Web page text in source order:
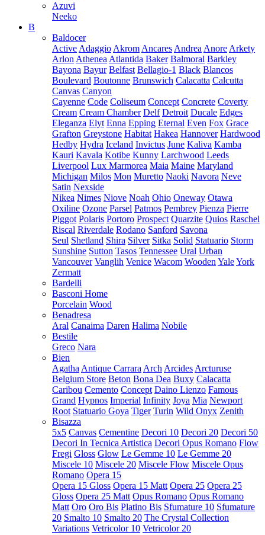
Azuvi
Neeko
B
Baldocer
Active Adaggio Akrom Ancares Andrea Anore Arkety
Arlon Athenea Atlantida Baker Balmoral Barkley
Bayona Bayur Belfast Bellagio-1 Black Blancos
Boulevard Boutonne Brunswich Calacatta Calcutta
Canvas Canyon
Cayenne Code Coliseum Concept Concrete Coverty
Cream Cream Chamber Delf Detroit Ducale Edges
Eleganza Elyt Enna Epping Eternal Even Fox Grace
Grafton Greystone Habitat Hakea Hannover Hardwood
Hedby Hydra Iceland Invictus June Kaliva Kamba
Kauri Kavala Kotibe Kunny Larchwood Leeds
Liverpool Lux Marmorea Maia Maine Maryland
Michigan Milos Mon Muretto Naoki Navora Neve
Satin Nexside
Nikea Nimes Niove Noah Ohio Oneway Otawa
Oxiline Ozone Parsel Patmos Pembrey Pienza Pierre
Piggot Polaris Portoro Prospect Quarzite Quios Raschel
Riscal Riverdale Rodano Sanford Savona
Seul Shetland Shira Silver Sitka Solid Statuario Storm
Sunshine Sutton Tasos Tennessee Ural Urban
Vancouver Vanglih Venice Wacom Wooden YaleYork
Zermatt
Bardelli
Basconi Home
Porcelain Wood
Benadresa
Aral Canaima Daren Halima Nobile
Bestile
Greco Nara
Bien
Agatha Antique Carrara Arch Arcides Arcturuse
Belgium Store Beton Bona Dea Buxy Calacatta
Caribou Cemento Concept Daino Lienzo Famous
Grand Hypnos Imperial Infinity Joya Mia Newport
Root Statuario Goya Tiger Turin Wild Onyx Zenith
Bisazza
5x5 Canvas Cementine Decori 10 Decori 20 Decori 50
Decori In Tecnica Artistica Decori Opus Romano Flow
Fregi Gloss Glow Le Gemme 10 Le Gemme 20
Miscele 10 Miscele 20 Miscele Flow Miscele Opus
Romano Opera 15
Opera 15 Gloss Opera 15 Matt Opera 25 Opera 25
Gloss Opera 25 Matt Opus Romano Opus Romano
Matt Oro Oro Bis Platino Bis Sfumature 10 Sfumature
20 Smalto 10 Smalto 20 The Crystal Collection
Variations Vetricolor 10 Vetricolor 20